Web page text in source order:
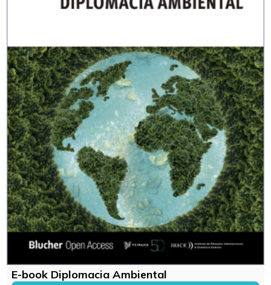
E-book Diplomacia Ambiental